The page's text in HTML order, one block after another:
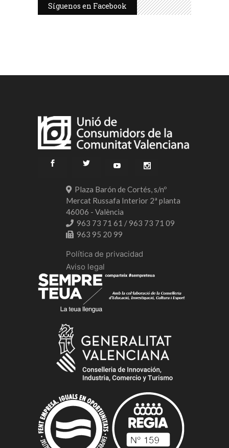
Síguenos en Facebook
Plaza Barón de Cortés, s/nº
Mercat Russafa Interior 2ª planta
46006 - València
963 73 71 61 / 963 73 71 09
963 95 20 99
Política de privacidad
Aviso legal